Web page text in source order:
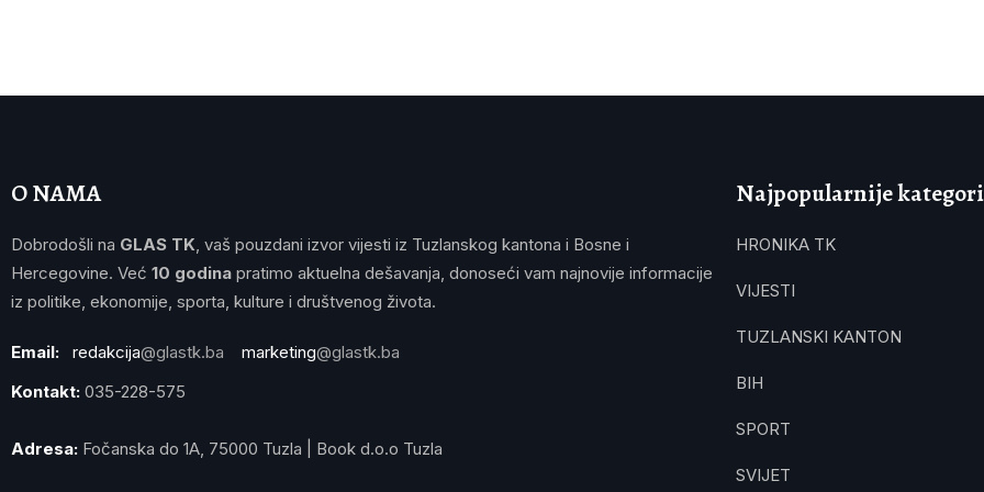
O NAMA
Dobrodošli na GLAS TK, vaš pouzdani izvor vijesti iz Tuzlanskog kantona i Bosne i
Hercegovine. Već 10 godina pratimo aktuelna dešavanja, donoseći vam najnovije informacije
iz politike, ekonomije, sporta, kulture i društvenog života.
Email: redakcija@glastk.ba marketing@glastk.ba
Kontakt: 035-228-575
Adresa: Fočanska do 1A, 75000 Tuzla | Book d.o.o Tuzla
Najpopularnije
HRONIKA TK
VIJESTI
TUZLANSKI KANTON
BIH
SPORT
SVIJET